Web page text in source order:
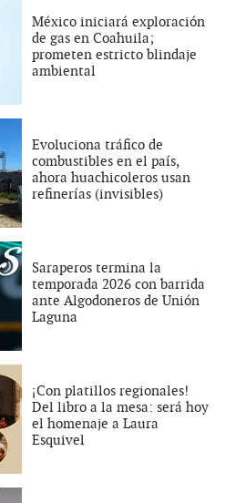
México iniciará exploración
de gas en Coahuila;
prometen estricto blindaje
ambiental
Evoluciona tráfico de
combustibles en el país,
ahora huachicoleros usan
refinerías (invisibles)
Saraperos termina la
temporada 2026 con barrida
ante Algodoneros de Unión
Laguna
¡Con platillos regionales!
Del libro a la mesa: será hoy
el homenaje a Laura
Esquivel